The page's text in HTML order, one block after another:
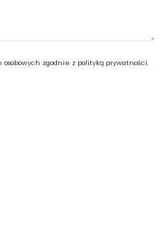
zgodnie z polityką prywatności.